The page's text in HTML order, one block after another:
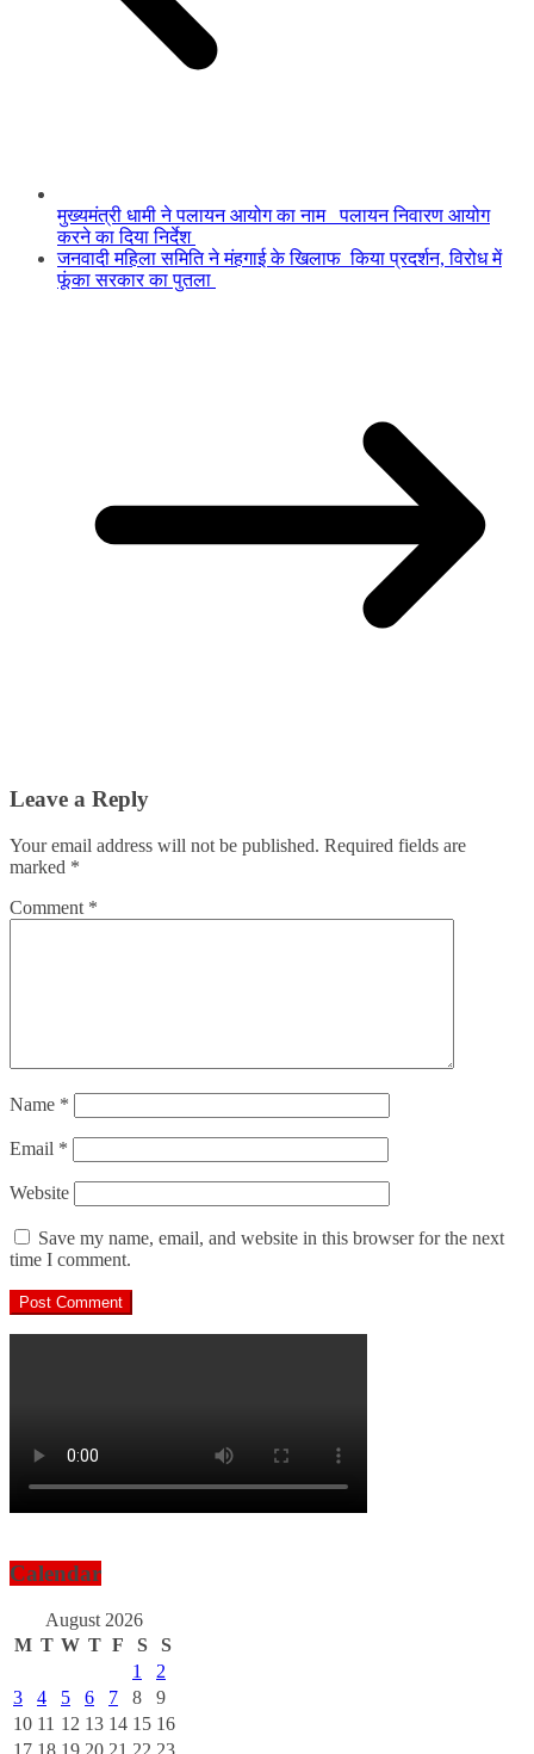
मुख्यमंत्री धामी ने पलायन आयोग का नाम पलायन निवारण आयोग
करने का दिया निर्देश
जनवादी महिला समिति ने मंहगाई के खिलाफ किया प्रदर्शन, विरोध में
फूंका सरकार का पुतला
Leave a Reply
Your email address will not be published. Required fields are
marked *
Comment *
Name *
Email *
Website
Save my name, email, and website in this browser for the next
time I comment.
Calendar
August 2026
M T W T F S
S
1
2
3
4 5 6 7 8
9
10 11 12 13 14 15 16